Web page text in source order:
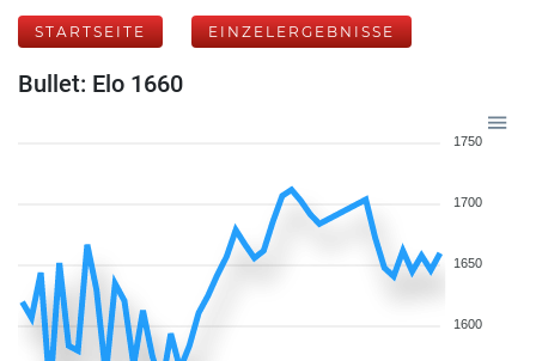
STARTSEITE EINZELERGEBNISSE
Bullet: Elo 1660
1750
1700
1650
1600